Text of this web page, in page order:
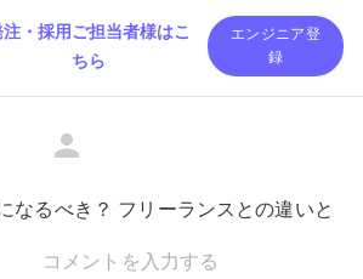
・採用ご担当者様はこ
ちら
エンジニア登
録
なるべき？ フリーランスとの違いと